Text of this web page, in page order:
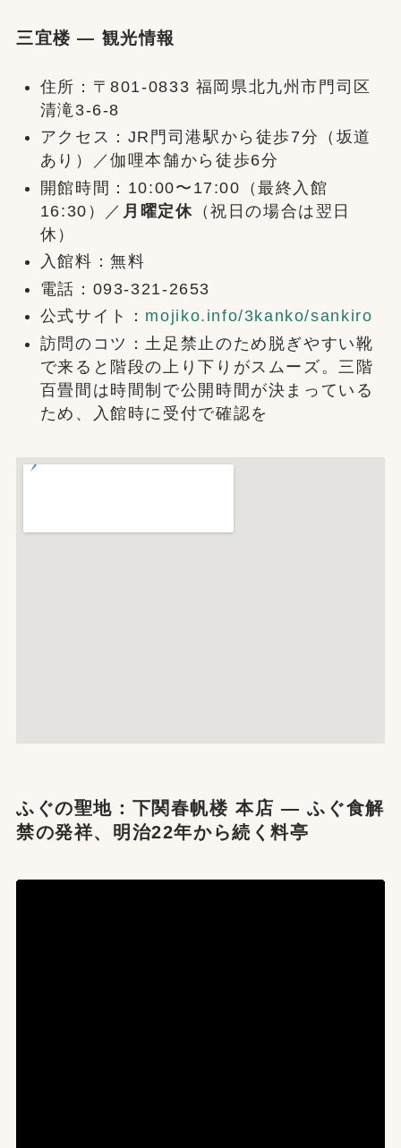
三宜楼 — 観光情報
住所：〒801-0833 福岡県北九州市門司区
清滝3-6-8
アクセス：JR門司港駅から徒歩7分（坂道
あり）／伽哩本舗から徒歩6分
開館時間：10:00〜17:00（最終入館
16:30）／ 月曜定休 （祝日の場合は翌日
休）
入館料：無料
電話：093-321-2653
公式サイト： mojiko.info/3kanko/sankiro
訪問のコツ：土足禁止のため脱ぎやすい靴
で来ると階段の上り下りがスムーズ。三階
百畳間は時間制で公開時間が決まっている
ため、入館時に受付で確認を
ふぐの聖地：下関春帆楼 本店 — ふぐ食解
禁の発祥、明治22年から続く料亭